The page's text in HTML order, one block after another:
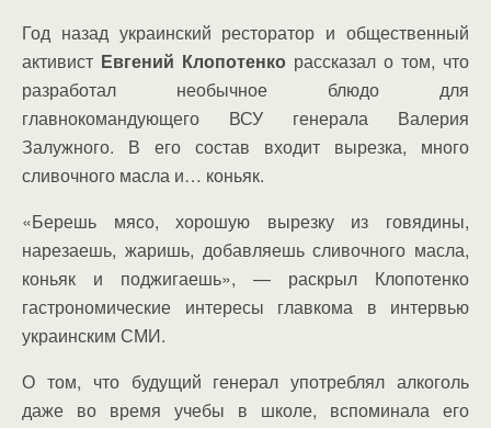
Год назад украинский ресторатор и общественный
активист Евгений Клопотенко рассказал о том, что
разработал необычное блюдо для
главнокомандующего ВСУ генерала Валерия
Залужного. В его состав входит вырезка, много
сливочного масла и… коньяк.
«Берешь мясо, хорошую вырезку из говядины,
нарезаешь, жаришь, добавляешь сливочного масла,
коньяк и поджигаешь», — раскрыл Клопотенко
гастрономические интересы главкома в интервью
украинским СМИ.
О том, что будущий генерал употреблял алкоголь
даже во время учебы в школе, вспоминала его